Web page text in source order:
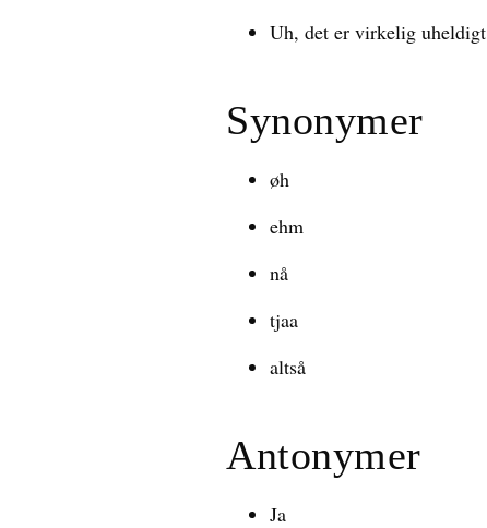
Uh, det er virkelig uheldigt
Synonymer
øh
ehm
nå
tjaa
altså
Antonymer
Ja